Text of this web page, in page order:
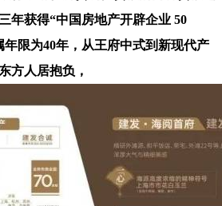
年获得“中国房地产开辟企业 50
限为40年，从王府中式到新现代产
方人居抱负，